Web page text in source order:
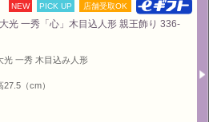
糸と緯糸の交差によって模様を
に分類され、横方向（緯糸）に
区分して織り分ける技法、また
物や帯を指します。特に、能装
な文様構成です。
段に配置した高度な織り技法
NEW PICK UP 店舗受取OK
光 一秀「心」木目込人形 親王飾り 336-
光 一秀 木目込み人形
（cm）